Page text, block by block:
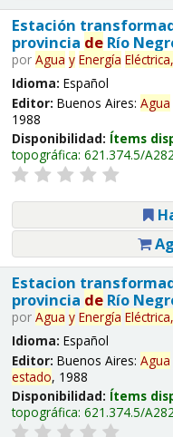
Estación
provincia deRío
por Agua y Energía Eléctrica,
Idioma: Español
Editor: Buenos Aires: Agua
1988
Disponibilidad: Ítems
topográfica: 621.374.5/
Estacion
provincia deRío
por Agua y Energía Eléctrica,
Idioma: Español
Editor: Buenos Aires: Agua
estado, 1988
Disponibilidad: Ítems
topográfica: 621.374.5/